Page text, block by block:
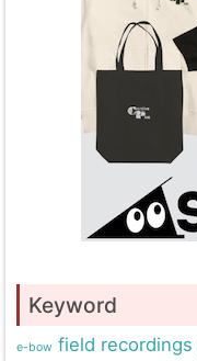
Keyword
e-bow field recordings